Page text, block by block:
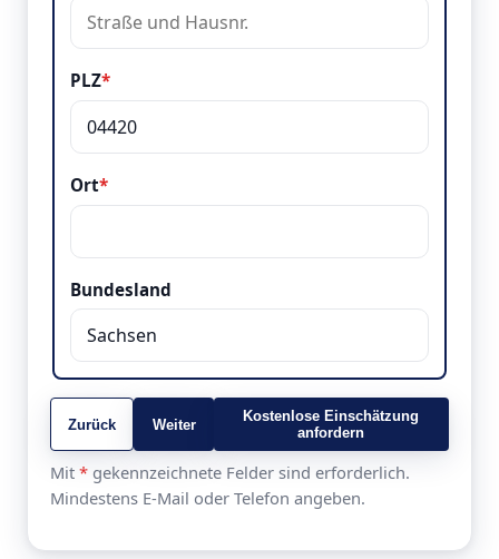
PLZ*
Ort*
Bundesland
Zurück Weiter
Kostenlose Einschätzung
anfordern
Mit * gekennzeichnete Felder sind erforderlich.
Mindestens E-Mail oder Telefon angeben.